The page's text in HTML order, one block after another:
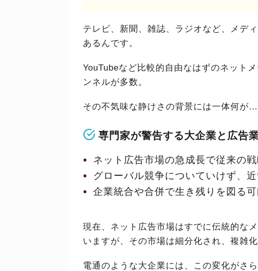
テレビ、新聞、雑誌、ラジオなど、メデ
あるんです。
YouTubeなど比較的自由なはずのネット
ンネルが多数。
その不気味な静けさの背景には一体何が…
専門家が警告する大企業と広告
ネット広告市場の急成長で従来の
グローバル競争についていけず、
企業統合や合併で生き残りを図る可
現在、ネット広告市場はすでに伝統的な
いますが、その市場は細分化され、複雑化
電通のような大企業には、この変化がさ